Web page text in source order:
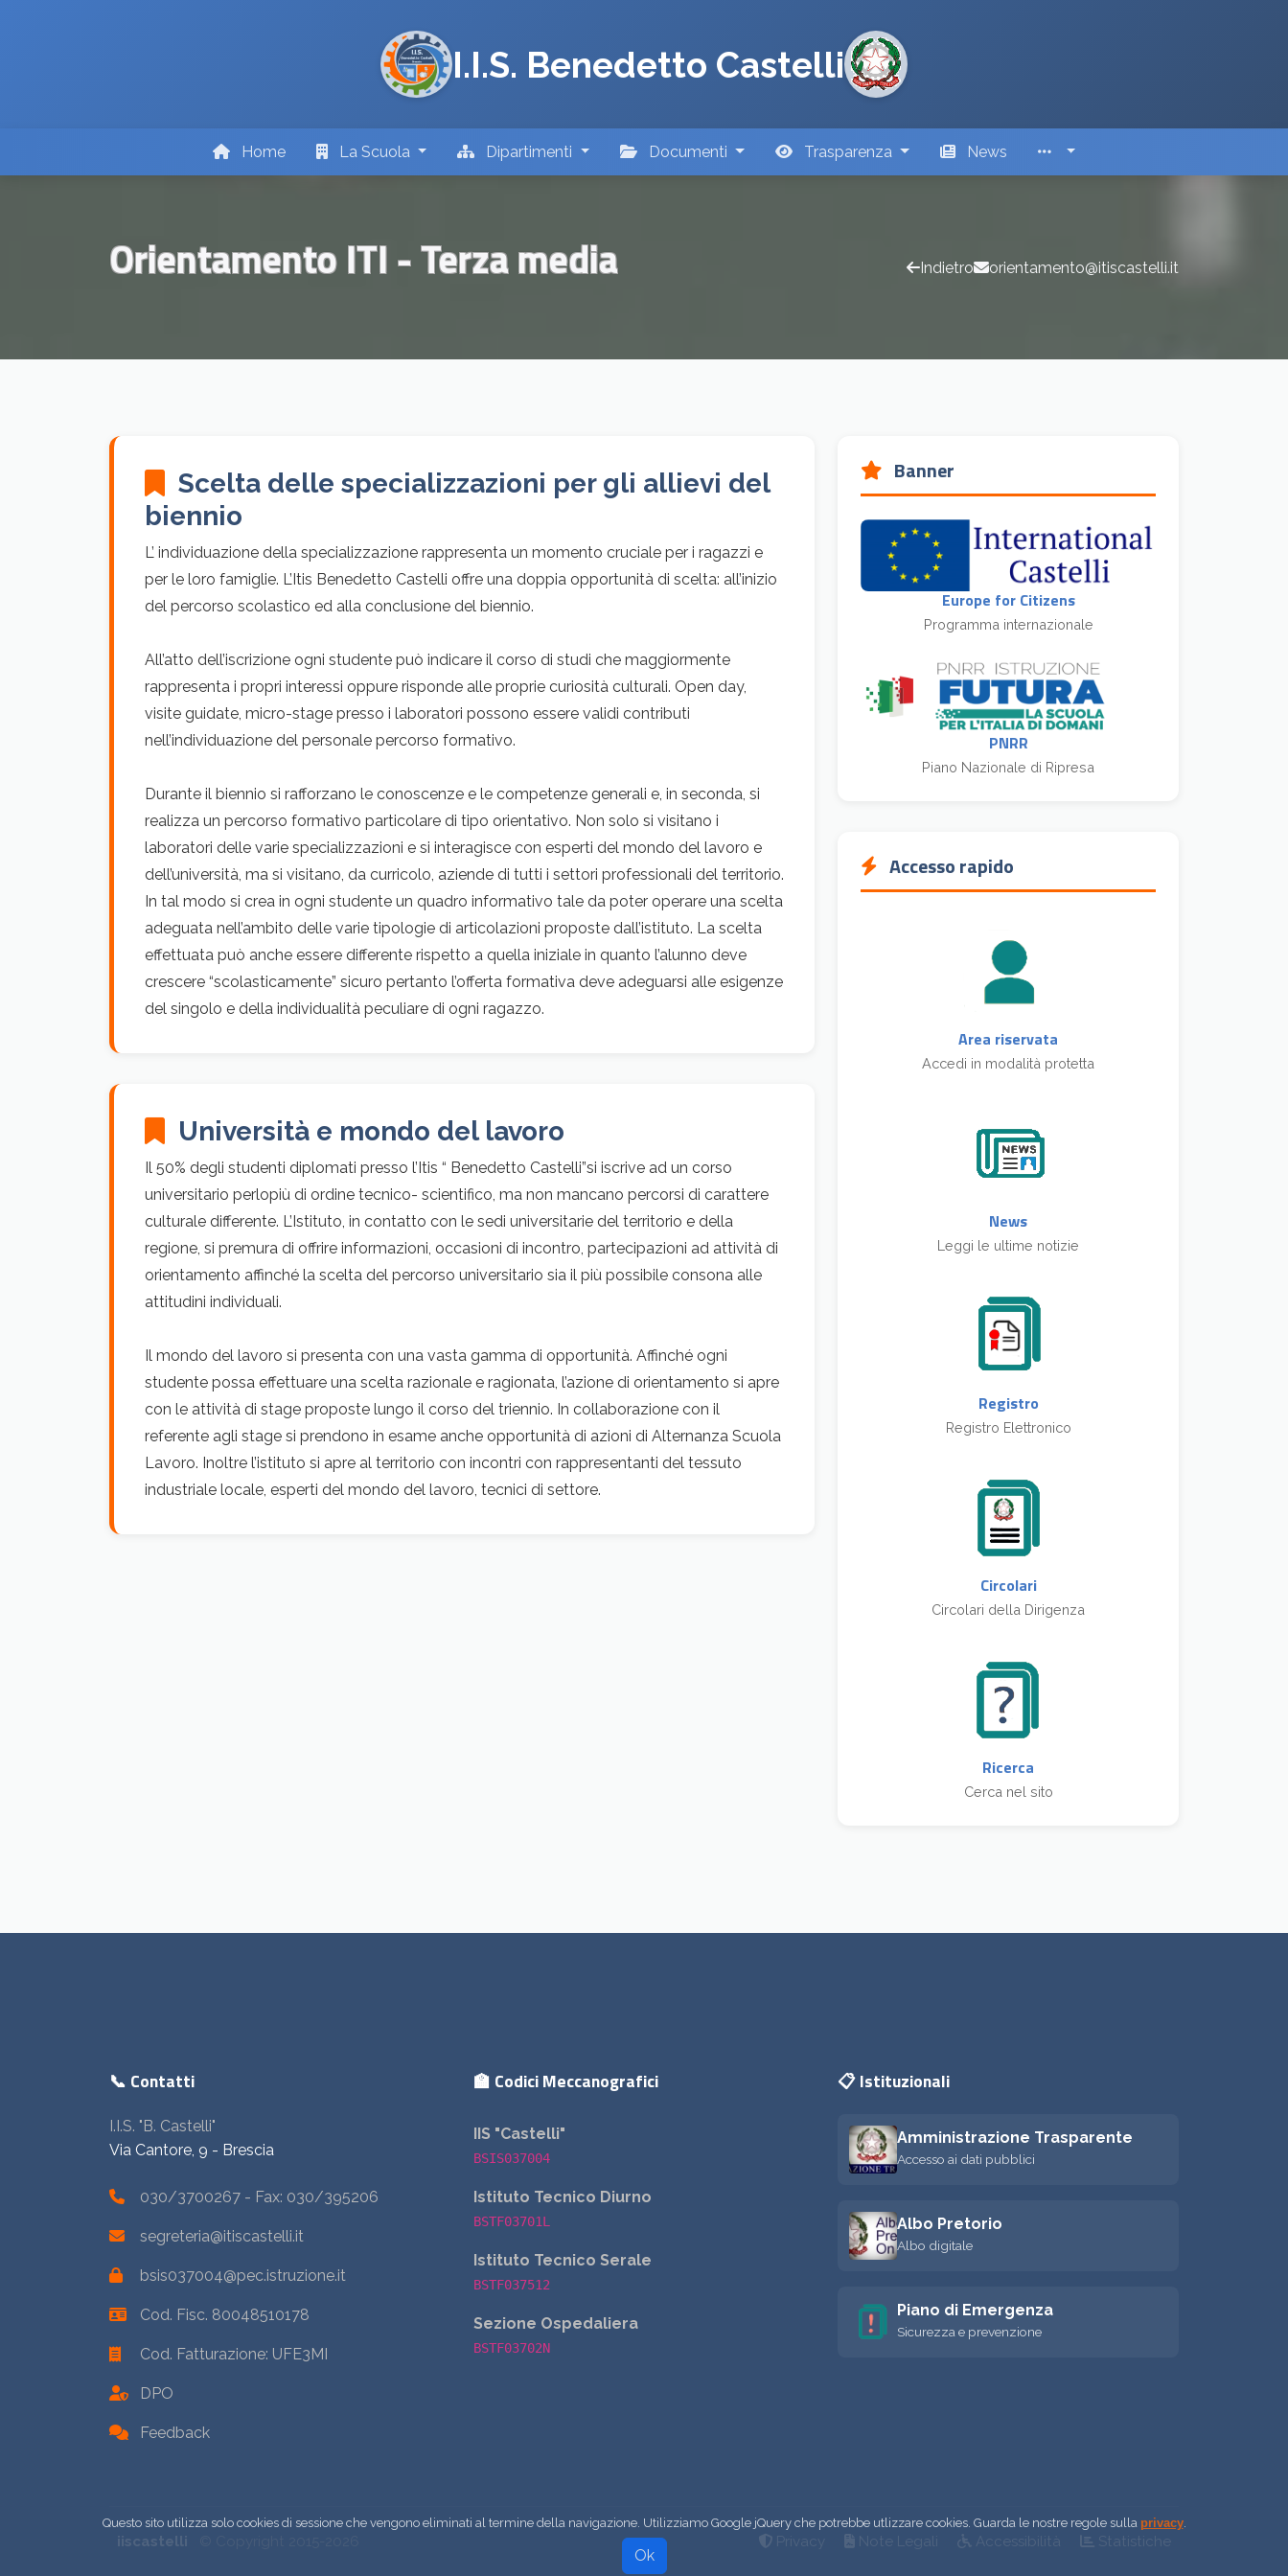
I.I.S. Benedetto Castelli
Home La Scuola Dipartimenti Documenti Trasparenza News
Orientamento ITI - Terza media Indietro orientamento@itiscastelli.it
Scelta delle specializzazioni per gli allievi del
biennio
L’ individuazione della specializzazione rappresenta un momento cruciale per i ragazzi e
per le loro famiglie. L’Itis Benedetto Castelli offre una doppia opportunità di scelta: all’inizio
del percorso scolastico ed alla conclusione del biennio.
All’atto dell’iscrizione ogni studente può indicare il corso di studi che maggiormente
rappresenta i propri interessi oppure risponde alle proprie curiosità culturali. Open day,
visite guidate, micro-stage presso i laboratori possono essere validi contributi
nell’individuazione del personale percorso formativo.
Durante il biennio si rafforzano le conoscenze e le competenze generali e, in seconda, si
realizza un percorso formativo particolare di tipo orientativo. Non solo si visitano i
laboratori delle varie specializzazioni e si interagisce con esperti del mondo del lavoro e
dell’università, ma si visitano, da curricolo, aziende di tutti i settori professionali del territorio.
In tal modo si crea in ogni studente un quadro informativo tale da poter operare una scelta
adeguata nell’ambito delle varie tipologie di articolazioni proposte dall’istituto. La scelta
effettuata può anche essere differente rispetto a quella iniziale in quanto l’alunno deve
crescere “scolasticamente” sicuro pertanto l’offerta formativa deve adeguarsi alle esigenze
del singolo e della individualità peculiare di ogni ragazzo.
Università e mondo del lavoro
Il 50% degli studenti diplomati presso l’Itis “ Benedetto Castelli”si iscrive ad un corso
universitario perlopiù di ordine tecnico- scientifico, ma non mancano percorsi di carattere
culturale differente. L’Istituto, in contatto con le sedi universitarie del territorio e della
regione, si premura di offrire informazioni, occasioni di incontro, partecipazioni ad attività di
orientamento affinché la scelta del percorso universitario sia il più possibile consona alle
attitudini individuali.
Il mondo del lavoro si presenta con una vasta gamma di opportunità. Affinché ogni
studente possa effettuare una scelta razionale e ragionata, l’azione di orientamento si apre
con le attività di stage proposte lungo il corso del triennio. In collaborazione con il
referente agli stage si prendono in esame anche opportunità di azioni di Alternanza Scuola
Lavoro. Inoltre l’istituto si apre al territorio con incontri con rappresentanti del tessuto
industriale locale, esperti del mondo del lavoro, tecnici di settore.
Banner
Europe for Citizens
Programma internazionale
PNRR
Piano Nazionale di Ripresa
Accesso rapido
Area riservata
Accedi in modalità protetta
News
Leggi le ultime notizie
Registro
Registro Elettronico
Circolari
Circolari della Dirigenza
Ricerca
Cerca nel sito
📞 Contatti
I.I.S. "B. Castelli"
Via Cantore, 9 - Brescia
030/3700267 - Fax: 030/395206
segreteria@itiscastelli.it
bsis037004@pec.istruzione.it
Cod. Fisc. 80048510178
Cod. Fatturazione: UFE3MI
DPO
Feedback
🏫 Codici Meccanografici
IIS "Castelli"
BSIS037004
Istituto Tecnico Diurno
BSTF03701L
Istituto Tecnico Serale
BSTF037512
Sezione Ospedaliera
BSTF03702N
📋 Istituzionali
Amministrazione Trasparente
Accesso ai dati pubblici
Albo Pretorio
Albo digitale
Piano di Emergenza
Sicurezza e prevenzione
iiscastelli Privacy Note Legali Accessibilità Statistiche
Questo sito utilizza solo cookies di sessione che vengono eliminati al termine della navigazione. Utilizziamo Google jQuery che potrebbe utlizzare cookies. Guarda le nostre regole sulla privacy.